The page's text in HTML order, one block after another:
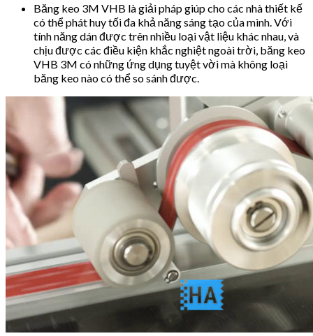
Băng keo 3M VHB là giải pháp giúp cho các nhà thiết kế
có thể phát huy tối đa khả năng sáng tạo của mình. Với
tính năng dán được trên nhiều loại vật liệu khác nhau, và
chịu được các điều kiện khắc nghiệt ngoài trời, băng keo
VHB 3M có những ứng dụng tuyệt vời mà không loại
băng keo nào có thể so sánh được.